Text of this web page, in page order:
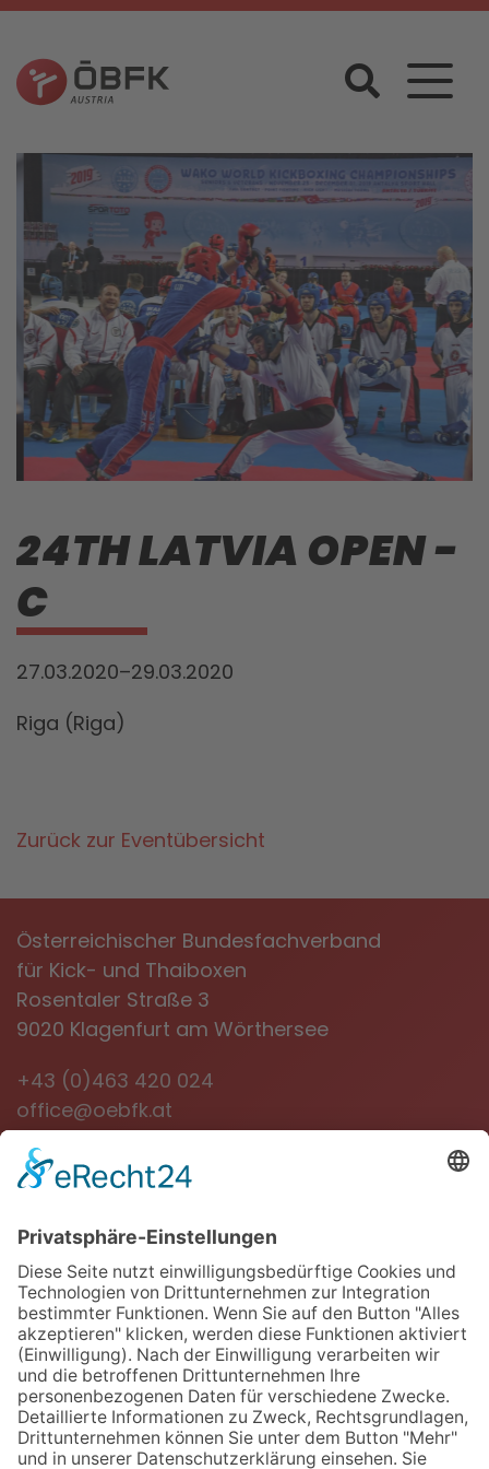
24TH LATVIA OPEN -
C
27.03.2020–29.03.2020
Riga (Riga)
Zurück zur Eventübersicht
Österreichischer Bundesfachverband
für Kick- und Thaiboxen
Rosentaler Straße 3
9020 Klagenfurt am Wörthersee
+43 (0)463 420 024
office@oebfk.at
NEWSLETTER
Jetzt anmelden